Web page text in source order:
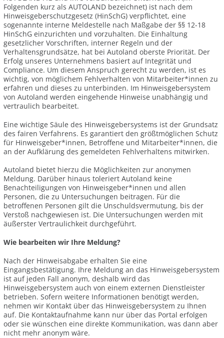
Folgenden kurz als AUTOLAND bezeichnet) ist nach dem
Hinweisgeberschutzgesetz (HinSchG) verpflichtet, eine
sogenannte interne Meldestelle nach Maßgabe der §§ 12-18
HinSchG einzurichten und vorzuhalten. Die Einhaltung
gesetzlicher Vorschriften, interner Regeln und der
Verhaltensgrundsätze, hat bei Autoland oberste Priorität. Der
Erfolg unseres Unternehmens basiert auf Integrität und
Compliance. Um diesem Anspruch gerecht zu werden, ist es
wichtig, von möglichem Fehlverhalten von Mitarbeiter*innen zu
erfahren und dieses zu unterbinden. Im Hinweisgebersystem
von Autoland werden eingehende Hinweise unabhängig und
vertraulich bearbeitet.
Eine wichtige Säule des Hinweisgebersystems ist der Grundsatz
des fairen Verfahrens. Es garantiert den größtmöglichen Schutz
für Hinweisgeber*innen, Betroffene und Mitarbeiter*innen, die
an der Aufklärung des gemeldeten Fehlverhaltens mitwirken.
Autoland bietet hierzu die Möglichkeiten zur anonymen
Meldung. Darüber hinaus toleriert Autoland keine
Benachteiligungen von Hinweisgeber*innen und allen
Personen, die zu Untersuchungen beitragen. Für die
betroffenen Personen gilt die Unschuldsvermutung, bis der
Verstoß nachgewiesen ist. Die Untersuchungen werden mit
äußerster Vertraulichkeit durchgeführt.
Wie bearbeiten wir Ihre Meldung?
Nach der Hinweisabgabe erhalten Sie eine
Eingangsbestätigung. Ihre Meldung an das Hinweisgebersystem
ist auf jeden Fall anonym, deshalb wird das
Hinweisgebersystem auch von einem externen Dienstleister
betrieben. Sofern weitere Informationen benötigt werden,
nehmen wir Kontakt über das Hinweisgebersystem zu Ihnen
auf. Die Kontaktaufnahme kann nur über das Portal erfolgen
oder sie wünschen eine direkte Kommunikation, was dann aber
nicht mehr anonym wäre.